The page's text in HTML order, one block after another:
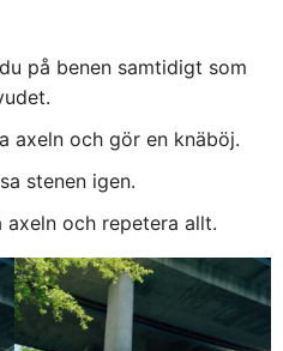
på benen samtidigt som
axeln och gör en knäböj.
stenen igen.
axeln och repetera allt.